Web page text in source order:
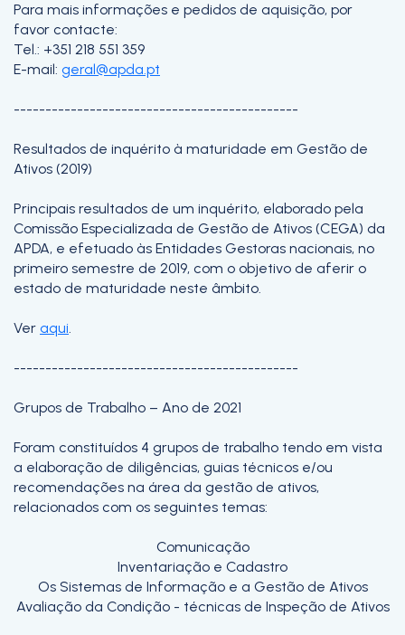
Para mais informações e pedidos de aquisição, por
favor contacte:
Tel.: +351 218 551 359
E-mail: geral@apda.pt
---------------------------------------------
Resultados de inquérito à maturidade em Gestão de
Ativos (2019)
Principais resultados de um inquérito, elaborado pela
Comissão Especializada de Gestão de Ativos (CEGA) da
APDA, e efetuado às Entidades Gestoras nacionais, no
primeiro semestre de 2019, com o objetivo de aferir o
estado de maturidade neste âmbito.
Ver aqui.
---------------------------------------------
Grupos de Trabalho – Ano de 2021
Foram constituídos 4 grupos de trabalho tendo em vista
a elaboração de diligências, guias técnicos e/ou
recomendações na área da gestão de ativos,
relacionados com os seguintes temas:
Comunicação
Inventariação e Cadastro
Os Sistemas de Informação e a Gestão de Ativos
Avaliação da Condição - técnicas de Inspeção de Ativos